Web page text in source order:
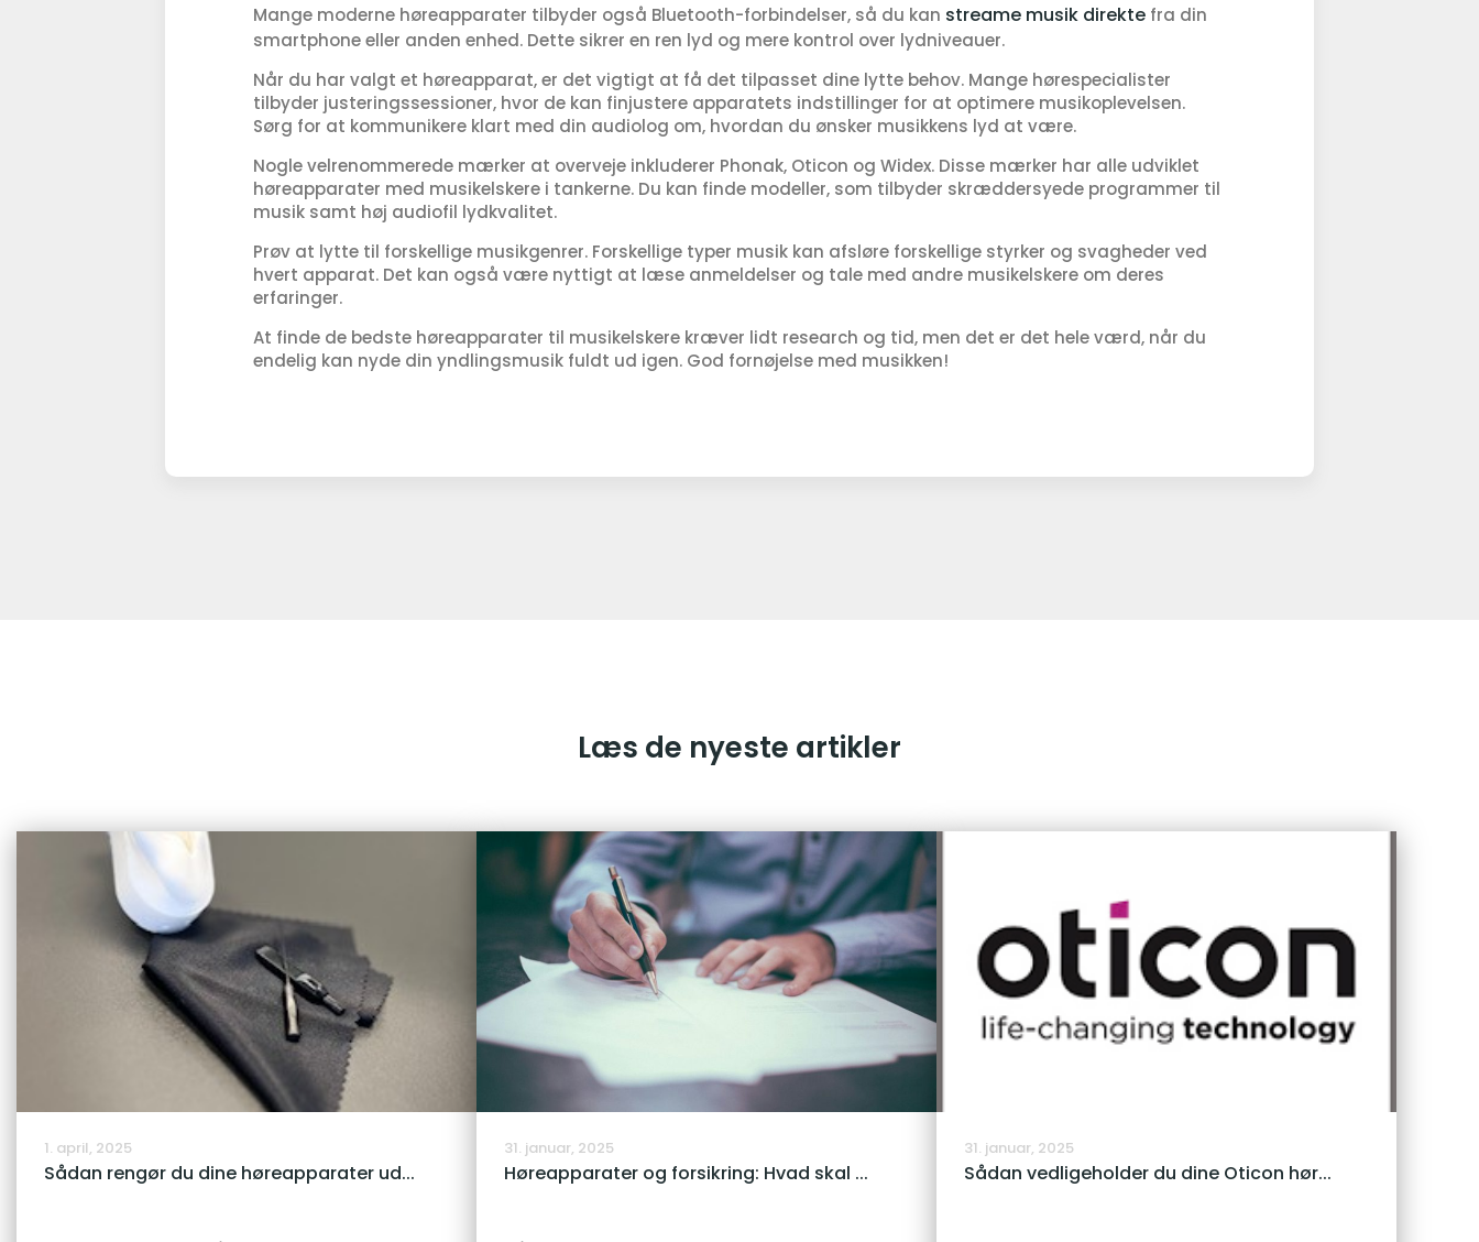
Mange moderne høreapparater tilbyder også Bluetooth-forbindelser, så du kan streame musik direkte fra din
smartphone eller anden enhed. Dette sikrer en ren lyd og mere kontrol over lydniveauer.
Når du har valgt et høreapparat, er det vigtigt at få det tilpasset dine lytte behov. Mange hørespecialister
tilbyder justeringssessioner, hvor de kan finjustere apparatets indstillinger for at optimere musikoplevelsen.
Sørg for at kommunikere klart med din audiolog om, hvordan du ønsker musikkens lyd at være.
Nogle velrenommerede mærker at overveje inkluderer Phonak, Oticon og Widex. Disse mærker har alle udviklet
høreapparater med musikelskere i tankerne. Du kan finde modeller, som tilbyder skræddersyede programmer til
musik samt høj audiofil lydkvalitet.
Prøv at lytte til forskellige musikgenrer. Forskellige typer musik kan afsløre forskellige styrker og svagheder ved
hvert apparat. Det kan også være nyttigt at læse anmeldelser og tale med andre musikelskere om deres
erfaringer.
At finde de bedste høreapparater til musikelskere kræver lidt research og tid, men det er det hele værd, når du
endelig kan nyde din yndlingsmusik fuldt ud igen. God fornøjelse med musikken!
Læs de nyeste artikler
1. april, 2025
Sådan rengør du dine høreapparater ud...
31. januar, 2025
Høreapparater og forsikring: Hvad skal ...
31. januar, 2025
Sådan vedligeholder du dine Oticon hør...